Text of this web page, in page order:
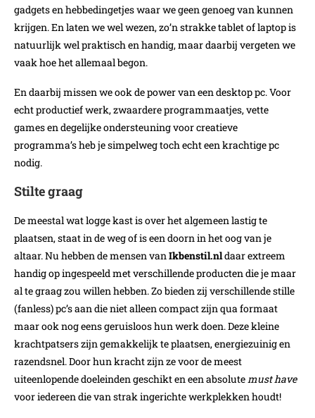
gadgets en hebbedingetjes waar we geen genoeg van kunnen
krijgen. En laten we wel wezen, zo’n strakke tablet of laptop is
natuurlijk wel praktisch en handig, maar daarbij vergeten we
vaak hoe het allemaal begon.
En daarbij missen we ook de power van een desktop pc. Voor
echt productief werk, zwaardere programmaatjes, vette
games en degelijke ondersteuning voor creatieve
programma’s heb je simpelweg toch echt een krachtige pc
nodig.
Stilte graag
De meestal wat logge kast is over het algemeen lastig te
plaatsen, staat in de weg of is een doorn in het oog van je
altaar. Nu hebben de mensen vanIkbenstil.nldaar extreem
handig op ingespeeld met verschillende producten die je maar
al te graag zou willen hebben. Zo bieden zij verschillende stille
(fanless) pc’s aan die niet alleen compact zijn qua formaat
maar ook nog eens geruisloos hun werk doen. Deze kleine
krachtpatsers zijn gemakkelijk te plaatsen, energiezuinig en
razendsnel. Door hun kracht zijn ze voor de meest
uiteenlopende doeleinden geschikt en een absolutemust have
voor iedereen die van strak ingerichte werkplekken houdt!